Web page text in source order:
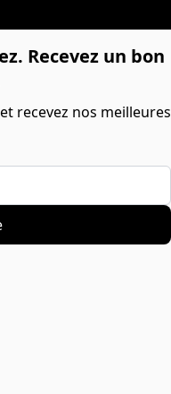
Recevez un bon
recevez nos meilleures